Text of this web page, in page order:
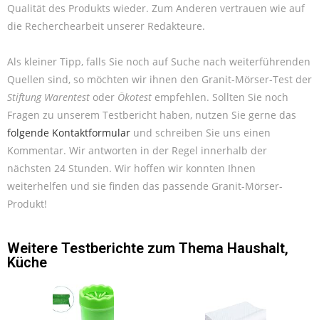
Qualität des Produkts wieder. Zum Anderen vertrauen wie auf
die Recherchearbeit unserer Redakteure.
Als kleiner Tipp, falls Sie noch auf Suche nach weiterführenden
Quellen sind, so möchten wir ihnen den Granit-Mörser-Test der
Stiftung Warentest oder Ökotest empfehlen. Sollten Sie noch
Fragen zu unserem Testbericht haben, nutzen Sie gerne das
folgende Kontaktformular und schreiben Sie uns einen
Kommentar. Wir antworten in der Regel innerhalb der
nächsten 24 Stunden. Wir hoffen wir konnten Ihnen
weiterhelfen und sie finden das passende Granit-Mörser-
Produkt!
Weitere Testberichte zum Thema Haushalt,
Küche